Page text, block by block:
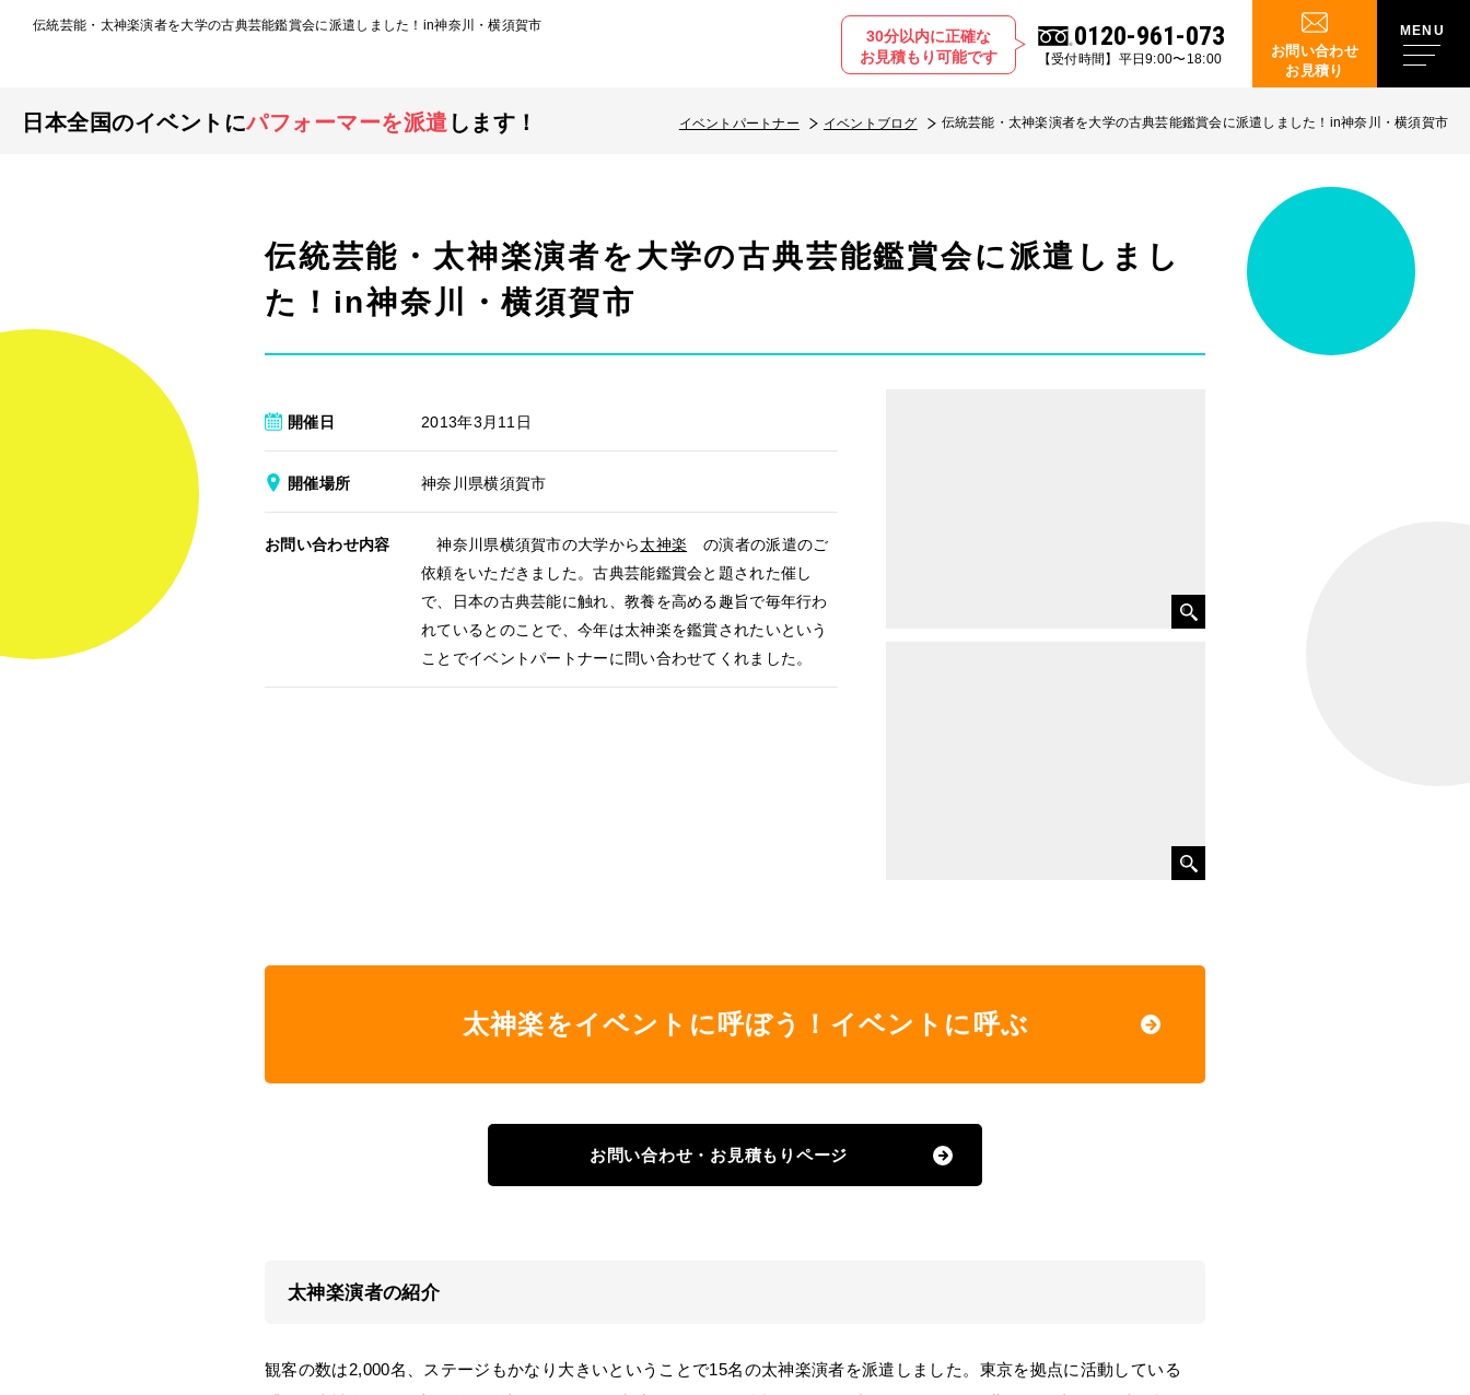
伝統芸能・太神楽演者を大学の古典芸能鑑賞会に派遣しました！in神奈川・横須賀市
30分以内に正確な
お見積もり可能です
0120-961-073
【受付時間】平日9:00〜18:00
お問い合わせ
お見積り
日本全国のイベントにパフォーマーを派遣 します！ イベントパートナー イベントブログ 伝統芸能・太神楽演者を大学の古典芸能鑑賞会に派遣しました！in神奈川・横須賀市
伝統芸能・太神楽演者を大学の古典芸能鑑賞会に派遣しまし
た！in神奈川・横須賀市
開催日 2013年3月11日
開催場所 神奈川県横須賀市
お問い合わせ内容 神奈川県横須賀市の大学から太神楽
の演者の派遣のご
依頼をいただきました。古典芸能鑑賞会と題された催し
で、日本の古典芸能に触れ、教養を高める趣旨で毎年行わ
れているとのことで、今年は太神楽を鑑賞されたいという
ことでイベントパートナーに問い合わせてくれました。
太神楽をイベントに呼ぼう！イベントに呼ぶ
お問い合わせ・お見積もりページ
太神楽演者の紹介
観客の数は2,000名、ステージもかなり大きいということで15名の太神楽演者を派遣しました。東京を拠点に活動している